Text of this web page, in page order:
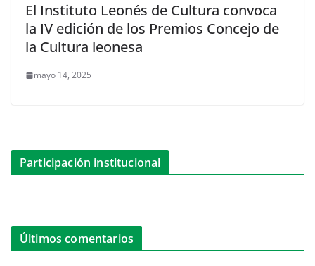
El Instituto Leonés de Cultura convoca
la IV edición de los Premios Concejo de
la Cultura leonesa
mayo 14, 2025
Participación institucional
Últimos comentarios